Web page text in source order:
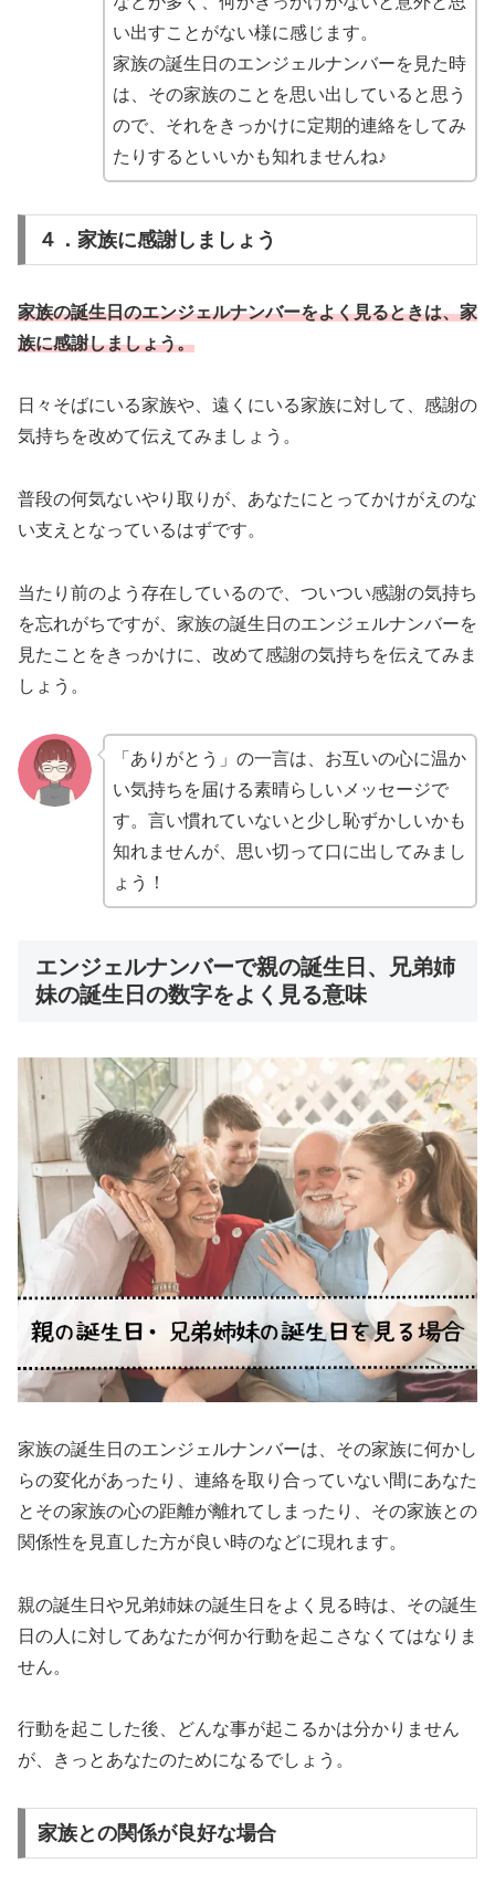
い出すことがない様に感じます。
家族の誕生日のエンジェルナンバーを見た時
は、その家族のことを思い出していると思う
ので、それをきっかけに定期的連絡をしてみ
たりするといいかも知れませんね♪
４．家族に感謝しましょう
家族の誕生日のエンジェルナンバーをよく見るときは、家
族に感謝しましょう。
日々そばにいる家族や、遠くにいる家族に対して、感謝の
気持ちを改めて伝えてみましょう。
普段の何気ないやり取りが、あなたにとってかけがえのな
い支えとなっているはずです。
当たり前のよう存在しているので、ついつい感謝の気持ち
を忘れがちですが、家族の誕生日のエンジェルナンバーを
見たことをきっかけに、改めて感謝の気持ちを伝えてみま
しょう。
「ありがとう」の一言は、お互いの心に温か
い気持ちを届ける素晴らしいメッセージで
す。言い慣れていないと少し恥ずかしいかも
知れませんが、思い切って口に出してみまし
ょう！
エンジェルナンバーで親の誕生日、兄弟姉
妹の誕生日の数字をよく見る意味
家族の誕生日のエンジェルナンバーは、その家族に何かし
らの変化があったり、連絡を取り合っていない間にあなた
とその家族の心の距離が離れてしまったり、その家族との
関係性を見直した方が良い時のなどに現れます。
親の誕生日や兄弟姉妹の誕生日をよく見る時は、その誕生
日の人に対してあなたが何か行動を起こさなくてはなりま
せん。
行動を起こした後、どんな事が起こるかは分かりません
が、きっとあなたのためになるでしょう。
家族との関係が良好な場合